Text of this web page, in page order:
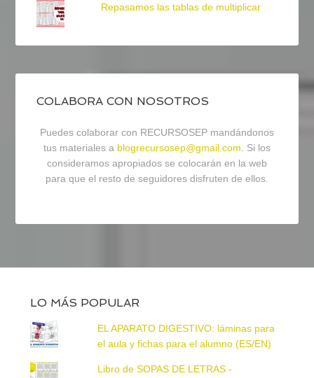
Repasamos las tablas de multiplicar
COLABORA CON NOSOTROS
Puedes colaborar con RECURSOSEP mandándonos
tus materiales a blogrecursosep@gmail.com . Si los
consideramos apropiados se colocarán en la web
para que el resto de seguidores disfruten de ellos.
LO MÁS POPULAR
EL APARATO DIGESTIVO: láminas para
el aula y fichas para el alumno (ES/EN)
Libro de SOPAS DE LETRAS -